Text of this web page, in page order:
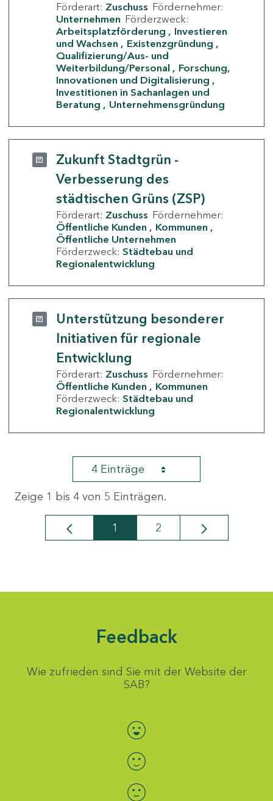
Förderart: Zuschuss Fördernehmer:
Unternehmen Förderzweck:
Arbeitsplatzförderung
Investieren
und Wachsen
Existenzgründung
Qualifizierung/Aus- und
Weiterbildung/Personal
Forschung,
Innovationen und Digitalisierung
Investitionen in Sachanlagen und
Beratung
Unternehmensgründung
Zukunft Stadtgrün -
Verbesserung des
städtischen Grüns (ZSP)
Förderart: Zuschuss Fördernehmer:
Öffentliche Kunden
Kommunen
Öffentliche Unternehmen
Förderzweck: Städtebau und
Regionalentwicklung
Unterstützung besonderer
Initiativen für regionale
Entwicklung
Förderart: Zuschuss Fördernehmer:
Öffentliche Kunden
Kommunen
Förderzweck: Städtebau und
Regionalentwicklung
4 Einträge
Zeige 1 bis 4 von 5 Einträgen.
Seite
1 Seite
2
Feedback
Wie zufrieden sind Sie mit der Website der
SAB?
Bewertung auswählen